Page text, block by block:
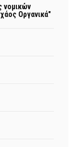
νομικών
Οργανικά"